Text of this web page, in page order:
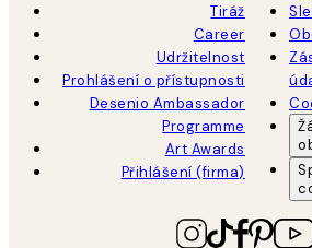
Tiráž
Career
Udržitelnost
Prohlášení o přístupnosti
Desenio Ambassador
Programme
Art Awards
Přihlášení (firma)